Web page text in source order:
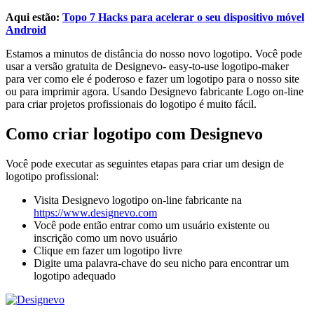
Aqui estão: Topo 7 Hacks para acelerar o seu dispositivo móvel
Android
Estamos a minutos de distância do nosso novo logotipo. Você pode
usar a versão gratuita de Designevo- easy-to-use logotipo-maker
para ver como ele é poderoso e fazer um logotipo para o nosso site
ou para imprimir agora. Usando Designevo fabricante Logo on-line
para criar projetos profissionais do logotipo é muito fácil.
Como criar logotipo com Designevo
Você pode executar as seguintes etapas para criar um design de
logotipo profissional:
Visita Designevo logotipo on-line fabricante na
https://www.designevo.com
Você pode então entrar como um usuário existente ou
inscrição como um novo usuário
Clique em fazer um logotipo livre
Digite uma palavra-chave do seu nicho para encontrar um
logotipo adequado